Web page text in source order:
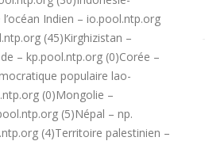
Indien – io.pool.ntp.org
(45)Kirghizistan –
– kp.pool.ntp.org (0)Corée –
populaire lao-
(0)Mongolie –
(5)Népal – np.
(4)Territoire palestinien –